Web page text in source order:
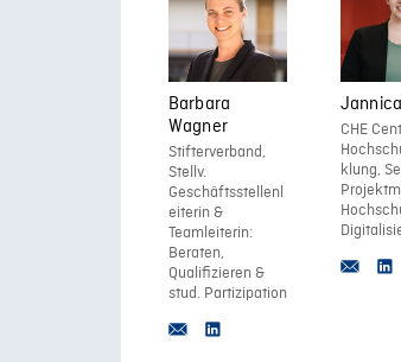
Räume und Lösungen
einleiten.
Barbara
Wagner
Stifterverband,
Stellv.
Geschäftsstellenl
eiterin &
Teamleiterin:
Beraten,
Qualifizieren &
stud. Partizipation
CHE
klung,